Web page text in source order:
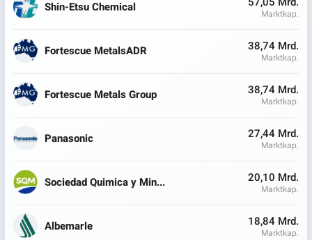
Shin-Etsu Chemical Marktkap.
Fortescue MetalsADR 38,74 Mrd.
Marktkap.
Fortescue Metals Group 38,74 Mrd.
Marktkap.
Panasonic 27,44 Mrd.
Marktkap.
Sociedad Quimica y Min... 20,10 Mrd.
Marktkap.
Albemarle 18,84 Mrd.
Marktkap.